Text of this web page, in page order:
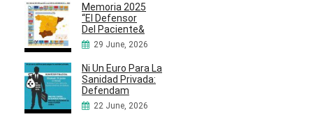
Memoria 2025
“El Defensor
Del Paciente&
29 June, 2026
Ni Un Euro Para La
Sanidad Privada:
Defendam
22 June, 2026